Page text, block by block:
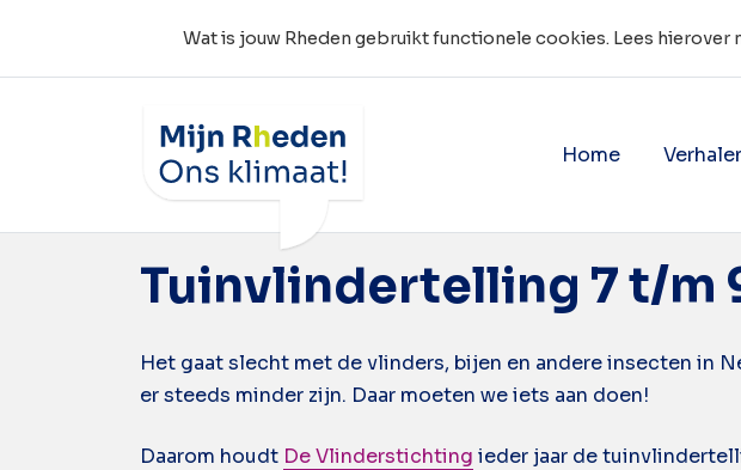
Wat is jouw Rheden gebruikt functionele cookies. Lees hierover
Wat is jouw Rheden
Home
Tag:dagvlinders
Tuinvlindertelling 7 t/m
Het gaat slecht met de vlinders, bijen en andere insecten in
er steeds minder zijn. Daar moeten we iets aan doen!
Daarom houdt De Vlinderstichting ieder jaar de